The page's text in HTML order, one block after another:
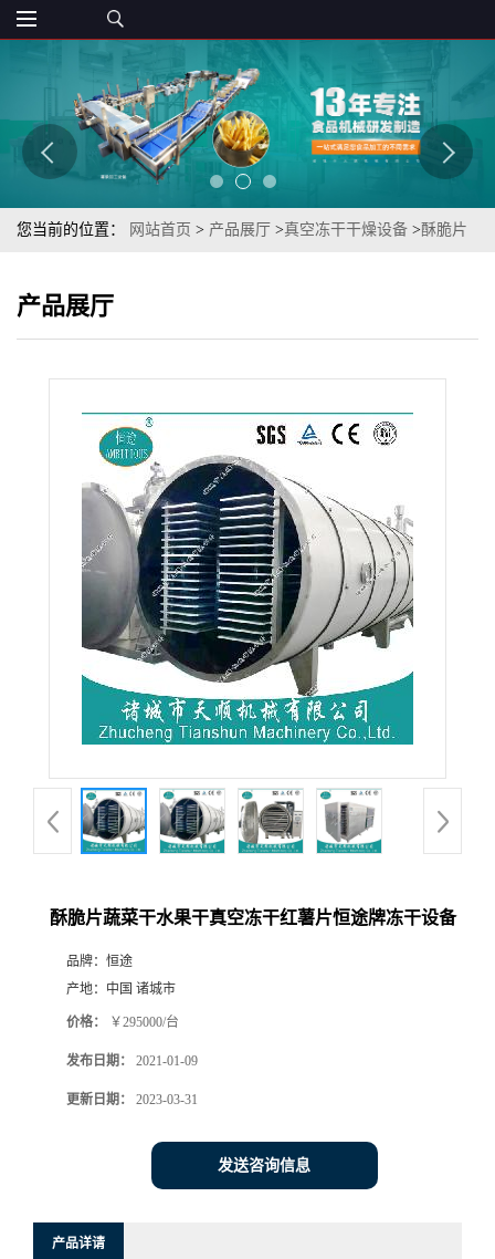
您当前的位置： 网站首页 > 产品展厅 >真空冻干干燥设备 >酥脆片
产品展厅
酥脆片蔬菜干水果干真空冻干红薯片恒途牌冻干设备
品牌： 恒途
产地： 中国 诸城市
价格： ￥295000/台
发布日期： 2021-01-09
更新日期： 2023-03-31
发送咨询信息
产品详请